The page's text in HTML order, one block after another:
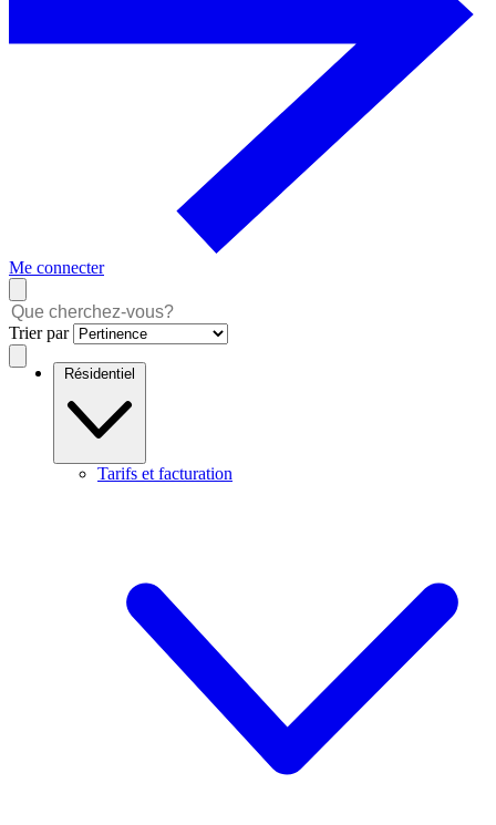
Me connecter
Trier par
Résidentiel
Tarifs et facturation